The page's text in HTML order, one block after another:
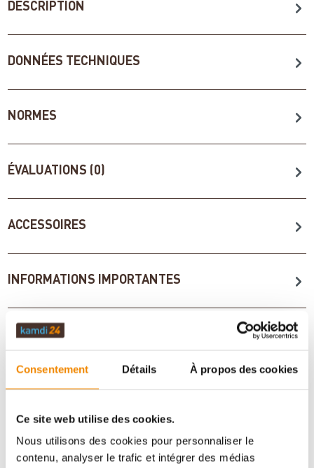
Consentement Détails À propos des cookies
Ce site web utilise des cookies.
Nous utilisons des cookies pour personnaliser le
contenu, analyser le trafic et intégrer des médias
DESCRIPTION
DONNÉES TECHNIQUES
NORMES
ÉVALUATIONS (0)
ACCESSOIRES
INFORMATIONS IMPORTANTES
Imprimer la fiche article Question sur l’article